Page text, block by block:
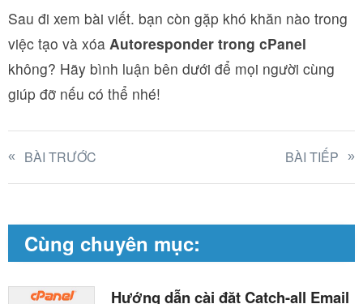
Sau đi xem bài viết. bạn còn gặp khó khăn nào trong
việc tạo và xóa Autoresponder trong cPanel
không? Hãy bình luận bên dưới để mọi người cùng
giúp đỡ nếu có thể nhé!
BÀI TRƯỚC BÀI TIẾP
Cùng chuyên mục:
Hướng dẫn cài đặt Catch-all Email